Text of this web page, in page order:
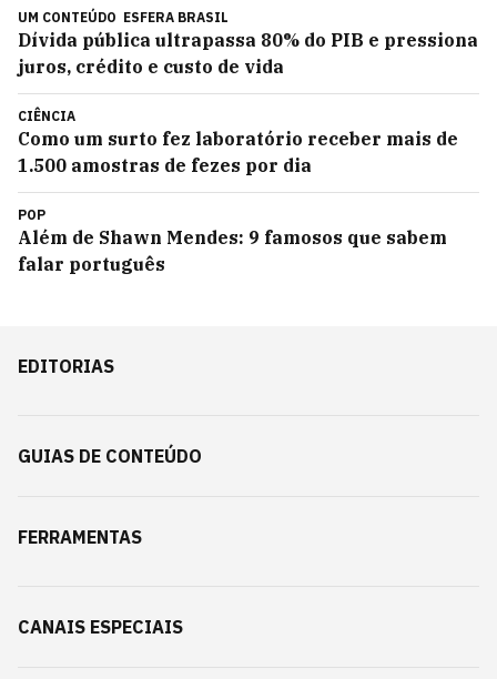
UM CONTEÚDO ESFERA BRASIL
Dívida pública ultrapassa 80% do PIB e pressiona
juros, crédito e custo de vida
CIÊNCIA
Como um surto fez laboratório receber mais de
1.500 amostras de fezes por dia
POP
Além de Shawn Mendes: 9 famosos que sabem
falar português
EDITORIAS
GUIAS DE CONTEÚDO
FERRAMENTAS
CANAIS ESPECIAIS